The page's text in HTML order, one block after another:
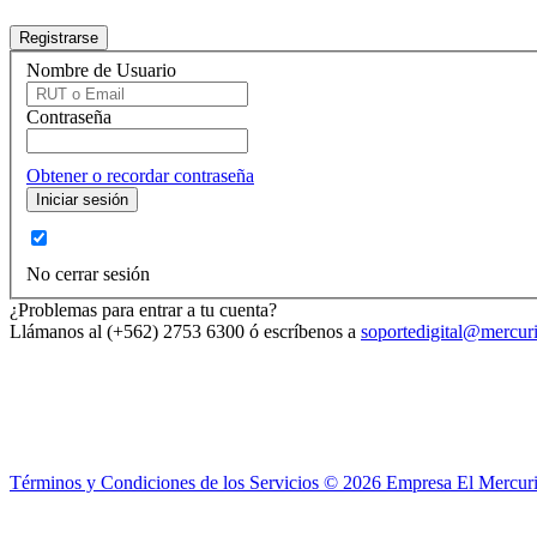
Nombre de Usuario
Contraseña
Obtener o recordar contraseña
No cerrar sesión
¿Problemas para entrar a tu cuenta?
Llámanos al (+562) 2753 6300 ó escríbenos a
Términos y Condiciones de los Servicios © 2026 Empresa El